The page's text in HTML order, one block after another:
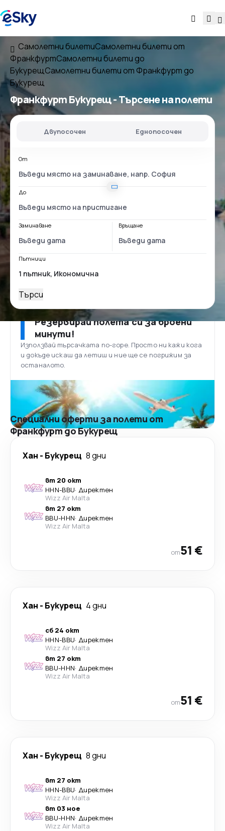
Самолетни билетиСамолетни билети от
ФранкфуртСамолетни билети до
БукурещСамолетни билети от Франкфурт до
Букурещ
Франкфурт Букурещ- Търсене на полети
Двупосочен Еднопосочен
От
До
Заминаване Връщане
Пътници
Търси
Резервирай полета си за броени
минути!
Използвай търсачката по-горе. Просто ни кажи кога
и докъде искаш да летиш и ние ще се погрижим за
останалото.
Специални оферти за полети от
Франкфурт до Букурещ
Хан - Букурещ 8 дни
вт 20 окт
HHN-BBU· Директен
Wizz Air Malta
вт 27 окт
BBU-HHN· Директен
Wizz Air Malta
от51 €
Хан - Букурещ 4 дни
сб 24 окт
HHN-BBU· Директен
Wizz Air Malta
вт 27 окт
BBU-HHN· Директен
Wizz Air Malta
от51 €
Хан - Букурещ 8 дни
вт 27 окт
HHN-BBU· Директен
Wizz Air Malta
вт 03 ное
BBU-HHN· Директен
Wizz Air Malta